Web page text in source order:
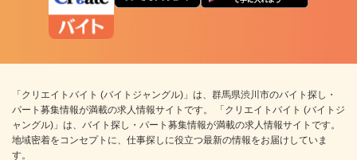
「クリエイトバイト (バイトジャングル)」は、群馬県渋川市のバイト探し・
パート募集情報が満載の求人情報サイトです。 「クリエイトバイト (バイトジ
ャングル)」は、バイト探し・パート募集情報が満載の求人情報サイトです。
地域密着をコンセプトに、仕事探しに役立つ最新の情報をお届けしていま
す。